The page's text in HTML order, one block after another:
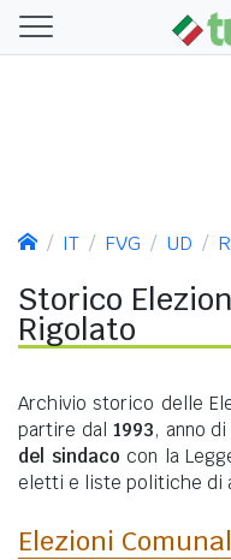
IT FVG UD
Storico
Rigolato
Archivio storico delle
partire dal 1993, anno
del sindaco con la
eletti e liste politiche di
Elezioni